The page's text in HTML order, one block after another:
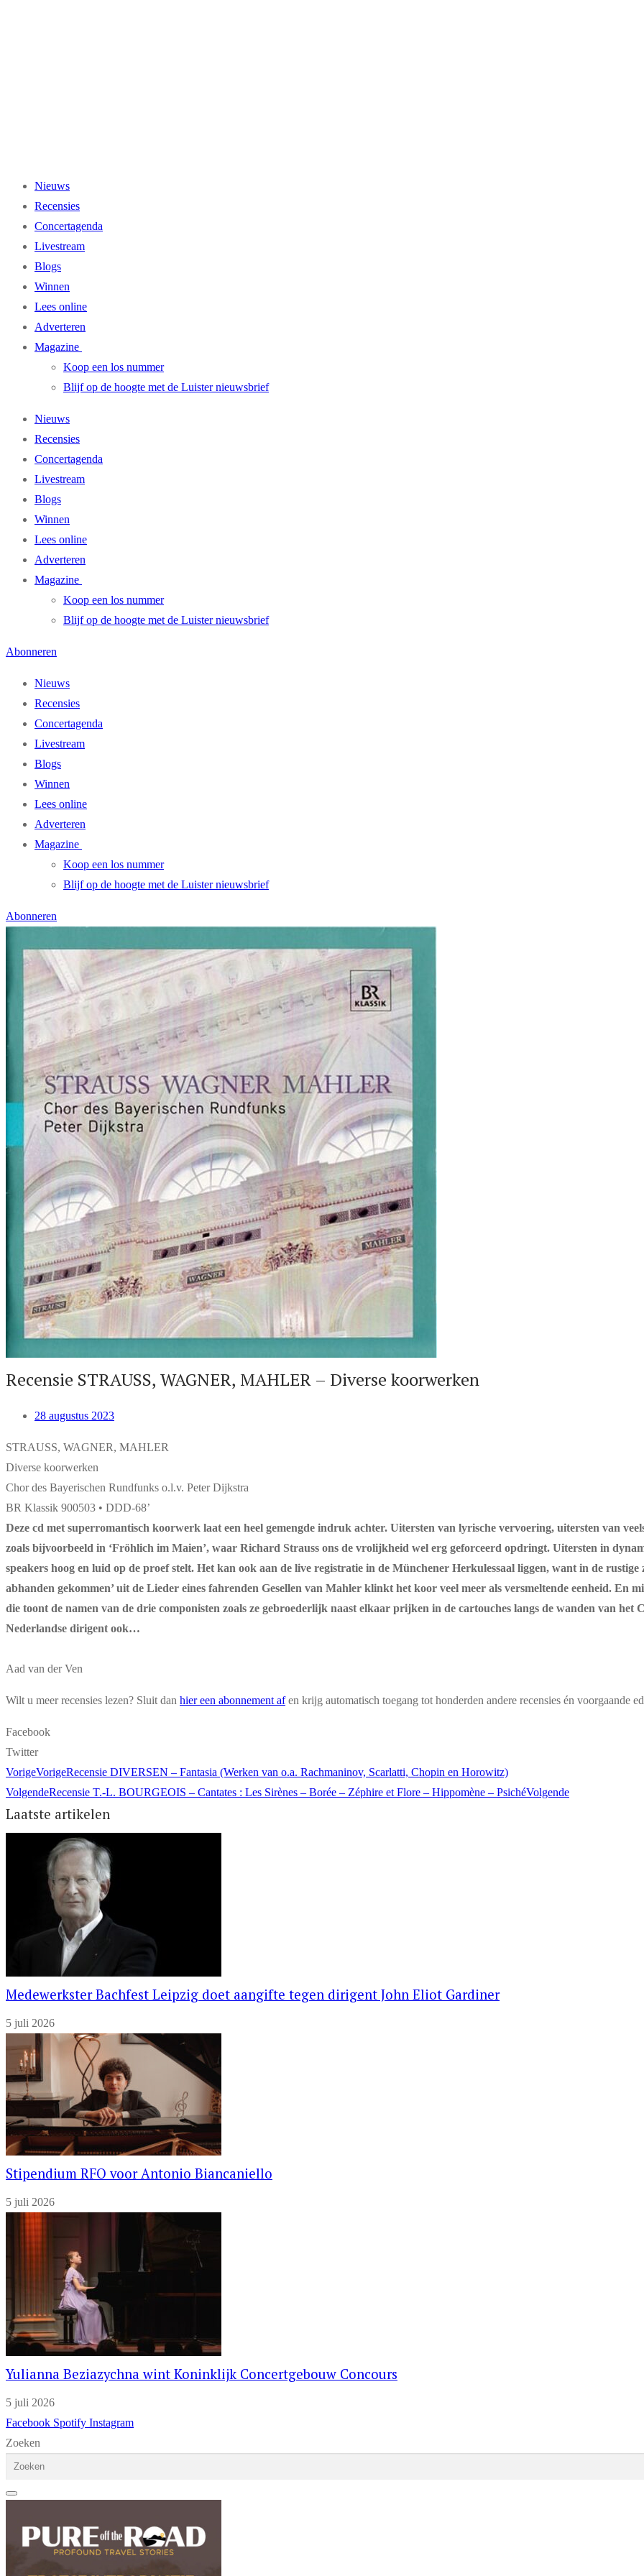
Nieuws
Recensies
Concertagenda
Livestream
Blogs
Winnen
Lees online
Adverteren
Magazine
Koop een los nummer
Blijf op de hoogte met de Luister nieuwsbrief
Nieuws
Recensies
Concertagenda
Livestream
Blogs
Winnen
Lees online
Adverteren
Magazine
Koop een los nummer
Blijf op de hoogte met de Luister nieuwsbrief
Abonneren
Nieuws
Recensies
Concertagenda
Livestream
Blogs
Winnen
Lees online
Adverteren
Magazine
Koop een los nummer
Blijf op de hoogte met de Luister nieuwsbrief
Abonneren
Recensie STRAUSS, WAGNER, MAHLER – Diverse koorwerken
28 augustus 2023
STRAUSS, WAGNER, MAHLER
Diverse koorwerken
Chor des Bayerischen Rundfunks o.l.v. Peter Dijkstra
BR Klassik 900503 • DDD-68’
Deze cd met superromantisch koorwerk laat een heel gemengde indruk achter. Uitersten van lyrische vervoering, uitersten van
zoals bijvoorbeeld in ‘Fröhlich im Maien’, waar Richard Strauss ons de vrolijkheid wel erg geforceerd opdringt. Uitersten in
speakers hoog en luid op de proef stelt. Het kan ook aan de live registratie in de Münchener Herkulessaal liggen, want in de rustige
abhanden gekommen’ uit de Lieder eines fahrenden Gesellen van Mahler klinkt het koor veel meer als versmeltende eenheid. En
die toont de namen van de drie componisten zoals ze gebroederlijk naast elkaar prijken in de cartouches langs de wanden van het
Nederlandse dirigent ook…
Aad van der Ven
Wilt u meer recensies lezen? Sluit dan hier een abonnement afen krijg automatisch toegang tot honderden andere recensies én voorgaande
Facebook
Twitter
VorigeVorigeRecensie DIVERSEN – Fantasia (Werken van o.a. Rachmaninov, Scarlatti, Chopin en Horowitz)
VolgendeRecensie T.-L. BOURGEOIS – Cantates : Les Sirènes – Borée – Zéphire et Flore – Hippomène – PsichéVolgende
Laatste artikelen
Medewerkster Bachfest Leipzig doet aangifte tegen dirigent John Eliot Gardiner
5 juli 2026
Stipendium RFO voor Antonio Biancaniello
5 juli 2026
Yulianna Beziazychna wint Koninklijk Concertgebouw Concours
5 juli 2026
Facebook Spotify Instagram
Zoeken